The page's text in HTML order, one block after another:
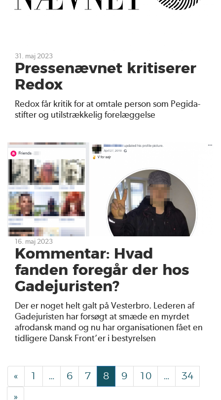
31. maj 2023
Pressenævnet kritiserer
Redox
Redox får kritik for at omtale person som Pegida-
stifter og utilstrækkelig forelæggelse
16. maj 2023
Kommentar: Hvad
fanden foregår der hos
Gadejuristen?
Der er noget helt galt på Vesterbro. Lederen af
Gadejuristen har forsøgt at smæde en myrdet
afrodansk mand og nu har organisationen fået en
tidligere Dansk Front’er i bestyrelsen
« … 6 7 8 9 10 … 34
»